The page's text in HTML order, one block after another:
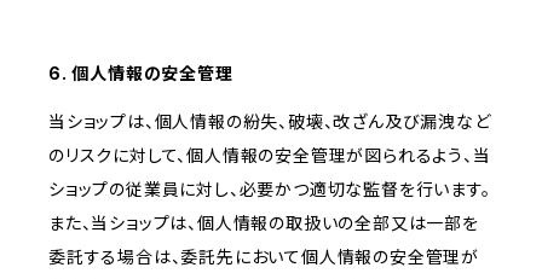
6. 個人情報の安全管理
当ショップは、個人情報の紛失、破壊、改ざん及び漏洩など
のリスクに対して、個人情報の安全管理が図られるよう、当
ショップの従業員に対し、必要かつ適切な監督を行います。
また、当ショップは、個人情報の取扱いの全部又は一部を
委託する場合は、委託先において個人情報の安全管理が